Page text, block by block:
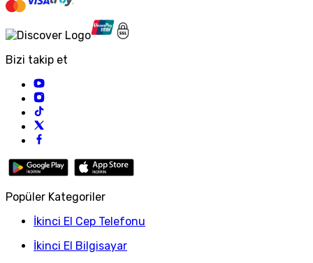
Bizi takip et
Popüler Kategoriler
İkinci El Cep Telefonu
İkinci El Bilgisayar